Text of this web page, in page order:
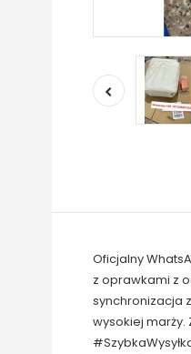
Oficjalny
z oprawkami z
synchronizacja
wysokiej